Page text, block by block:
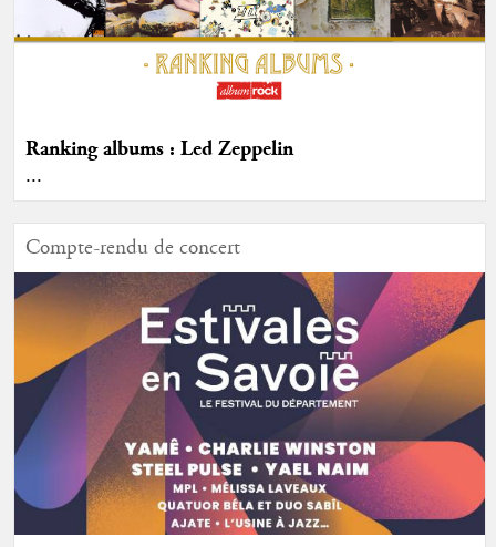
Ranking albums : Led Zeppelin
...
Compte-rendu de concert